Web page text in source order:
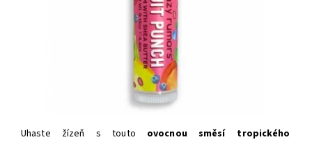
Uhaste žízeň s touto ovocnou směsí
tropického